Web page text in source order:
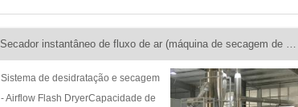
acinzentado. Farinha de mandioca é
Sistema de desidratação e secagem
- Airflow Flash DryerCapacidade de